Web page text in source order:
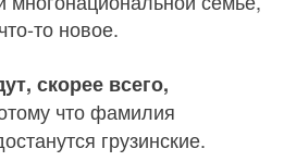
новое.
скорее всего,
что фамилия
грузинские.